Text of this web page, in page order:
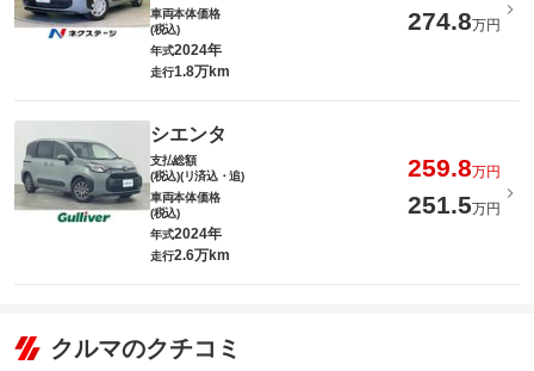
車両本体価格
(税込)
274.8万円
年式2024年
走行1.8万km
シエンタ
支払総額
(税込)(リ済込・追)
259.8万円
車両本体価格
(税込)
251.5万円
年式2024年
走行2.6万km
クルマのクチコミ